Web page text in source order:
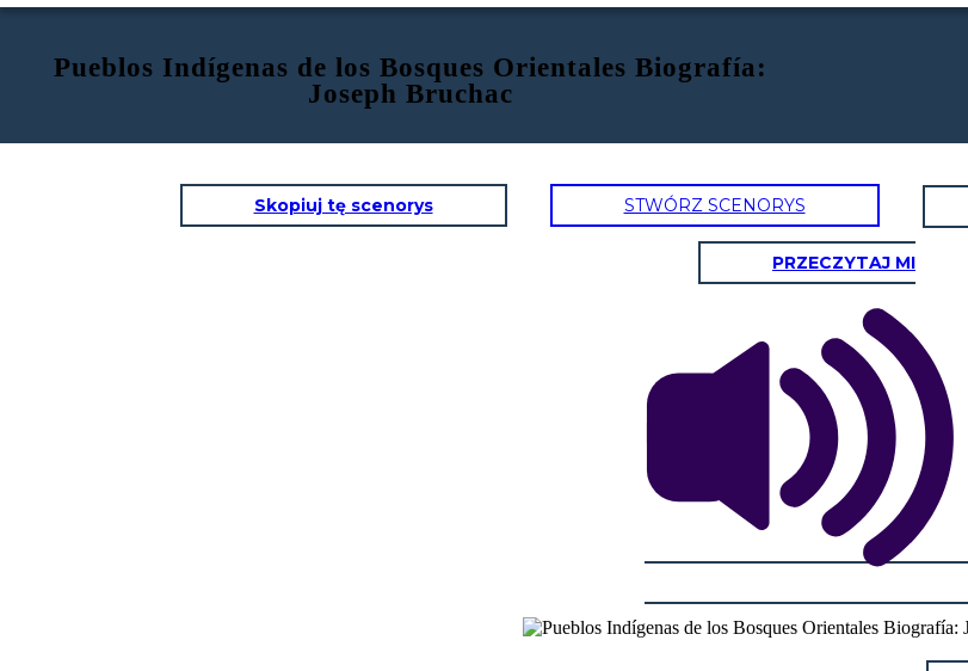
Pueblos Indígenas de los Bosques Orientales Biografía:
Joseph Bruchac
Skopiuj tę scenorys STWÓRZ SCENORYS
PRZECZYTAJ MI